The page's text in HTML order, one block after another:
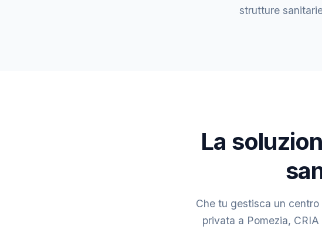
strutture
La
Che tu gestisca un
privata a Pomezia,